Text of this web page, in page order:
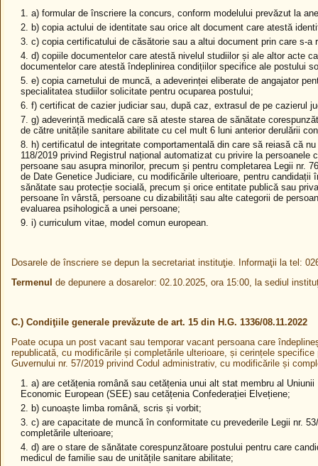
a) formular de înscriere la concurs, conform modelului prevăzut la
b) copia actului de identitate sau orice alt document care atestă
c) copia certificatului de căsătorie sau a altui document prin care s-a
d) copiile documentelor care atestă nivelul studiilor și ale altor acte
documentelor care atestă îndeplinirea condițiilor specifice ale postului
e) copia carnetului de muncă, a adeverinței eliberate de angajator
specialitatea studiilor solicitate pentru ocuparea postului;
f) certificat de cazier judiciar sau, după caz, extrasul de pe cazierul
g) adeverință medicală care să ateste starea de sănătate
de către unitățile sanitare abilitate cu cel mult 6 luni anterior derulării
h) certificatul de integritate comportamentală din care să reiasă că
118/2019 privind Registrul național automatizat cu privire la
persoane sau asupra minorilor, precum și pentru completarea Legii nr.
de Date Genetice Judiciare, cu modificările ulterioare, pentru
sănătate sau protecție socială, precum și orice entitate publică sau
persoane în vârstă, persoane cu dizabilități sau alte categorii de
evaluarea psihologică a unei persoane;
i) curriculum vitae, model comun european.
Dosarele de înscriere se depun la secretariat instituţie. Informaţii la tel:
Termenul de depunere a dosarelor: 02.10.2025, ora 15:00, la sediul
C.) Condiţiile generale prevăzute de art. 15 din H.G. 1336/08.11.2022
Poate ocupa un post vacant sau temporar vacant persoana care
republicată, cu modificările și completările ulterioare, și cerințele
Guvernului nr. 57/2019 privind Codul administrativ, cu modificările și
a) are cetățenia română sau cetățenia unui alt stat membru al
Economic European (SEE) sau cetățenia Confederației Elvețiene;
b) cunoaște limba română, scris și vorbit;
c) are capacitate de muncă în conformitate cu prevederile Legii nr.
completările ulterioare;
d) are o stare de sănătate corespunzătoare postului pentru care
medicul de familie sau de unitățile sanitare abilitate;